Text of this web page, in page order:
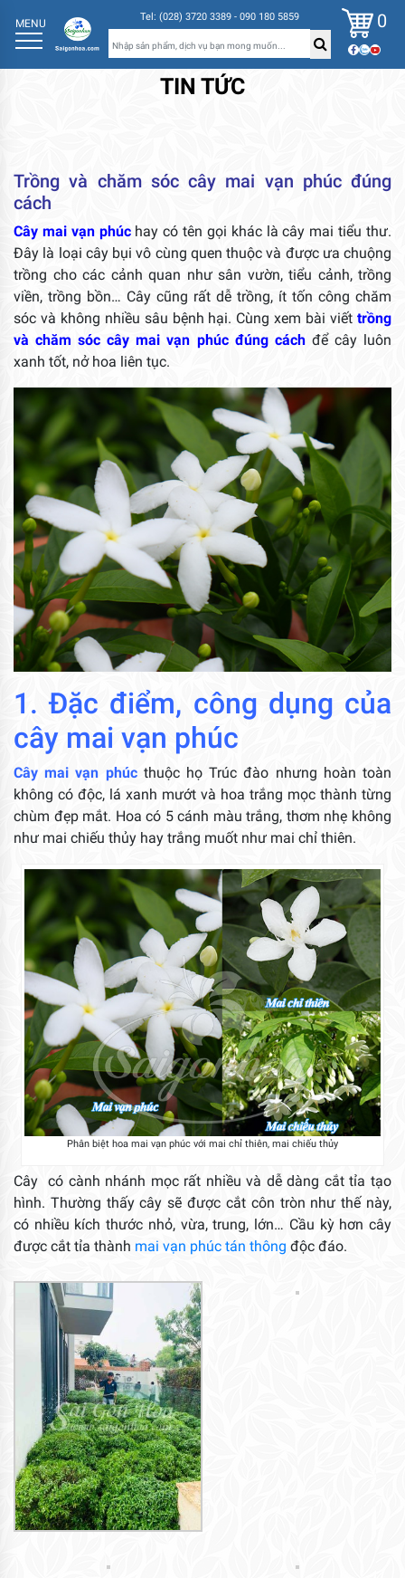
MENU Tel: (028) 3720 3389 - 090 180 5859 0
TIN TỨC
Trồng và chăm sóc cây mai vạn phúc đúng
cách
Cây mai vạn phúchay có tên gọi khác là cây mai tiểu thư.
Đây là loại cây bụi vô cùng quen thuộc và được ưa chuộng
trồng cho các cảnh quan như sân vườn, tiểu cảnh, trồng
viền, trồng bồn… Cây cũng rất dễ trồng, ít tốn công chăm
sóc và không nhiều sâu bệnh hại. Cùng xem bài viết trồng
và chăm sóc cây mai vạn phúc đúng cáchđể cây luôn
xanh tốt, nở hoa liên tục.
1. Đặc điểm, công dụng của
cây mai vạn phúc
Cây mai vạn phúcthuộc họ Trúc đào nhưng hoàn toàn
không có độc, lá xanh mướt và hoa trắng mọc thành từng
chùm đẹp mắt. Hoa có 5 cánh màu trắng, thơm nhẹ không
như mai chiếu thủy hay trắng muốt như mai chỉ thiên.
Phân biệt hoa mai vạn phúc với mai chỉ thiên, mai chiếu thủy
Cây có cành nhánh mọc rất nhiều và dễ dàng cắt tỉa tạo
hình. Thường thấy cây sẽ được cắt côn tròn như thế này,
có nhiều kích thước nhỏ, vừa, trung, lớn… Cầu kỳ hơn cây
được cắt tỉa thành mai vạn phúc tán thông độc đáo.